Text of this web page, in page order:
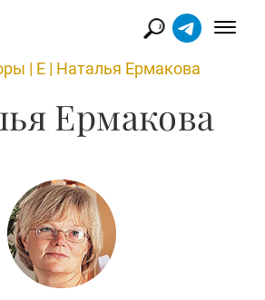
| Е | Наталья Ермакова
Ермакова